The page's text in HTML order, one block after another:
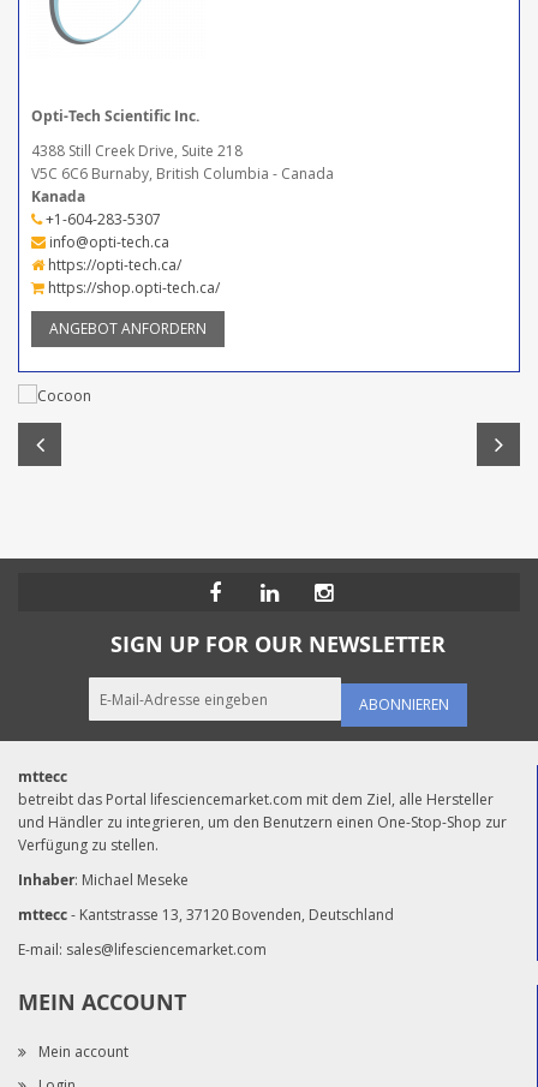
Opti-Tech Scientific Inc.
4388 Still Creek Drive, Suite 218
V5C 6C6 Burnaby, British Columbia - Canada
Kanada
+1-604-283-5307
info@opti-tech.ca
https://opti-tech.ca/
https://shop.opti-tech.ca/
ANGEBOT ANFORDERN
SIGN UP FOR OUR NEWSLETTER
ABONNIEREN
mttecc
betreibt das Portal lifesciencemarket.com mit dem Ziel, alle Hersteller
und Händler zu integrieren, um den Benutzern einen One-Stop-Shop zur
Verfügung zu stellen.
Inhaber: Michael Meseke
mttecc- Kantstrasse 13, 37120 Bovenden, Deutschland
E-mail: sales@lifesciencemarket.com
MEIN ACCOUNT
Mein account